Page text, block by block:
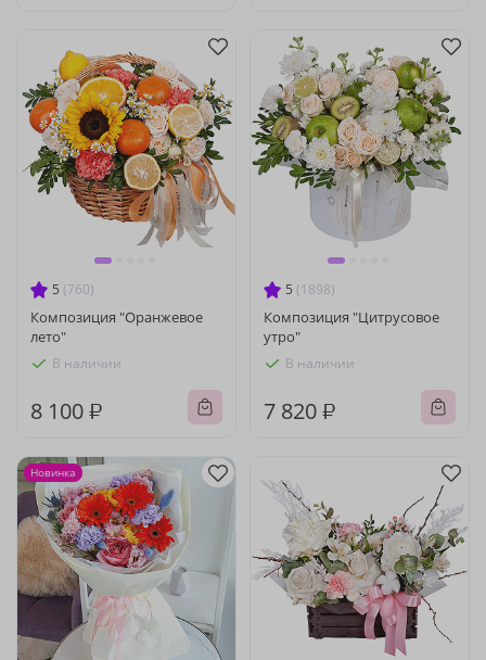
5 (760)
Композиция "Оранжевое
лето"
В наличии
8 100 ₽
5 (1898)
Композиция "Цитрусовое
утро"
В наличии
7 820 ₽
Новинка